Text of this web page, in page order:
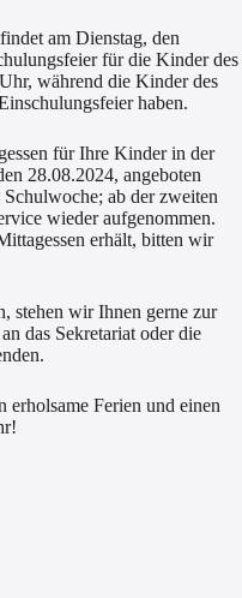
am Dienstag, den
für die Kinder des
während die Kinder des
haben.
für Ihre Kinder in der
28.08.2024, angeboten
ab der zweiten
wieder aufgenommen.
erhält, bitten wir
stehen wir Ihnen gerne zur
das Sekretariat oder die
Ferien und einen